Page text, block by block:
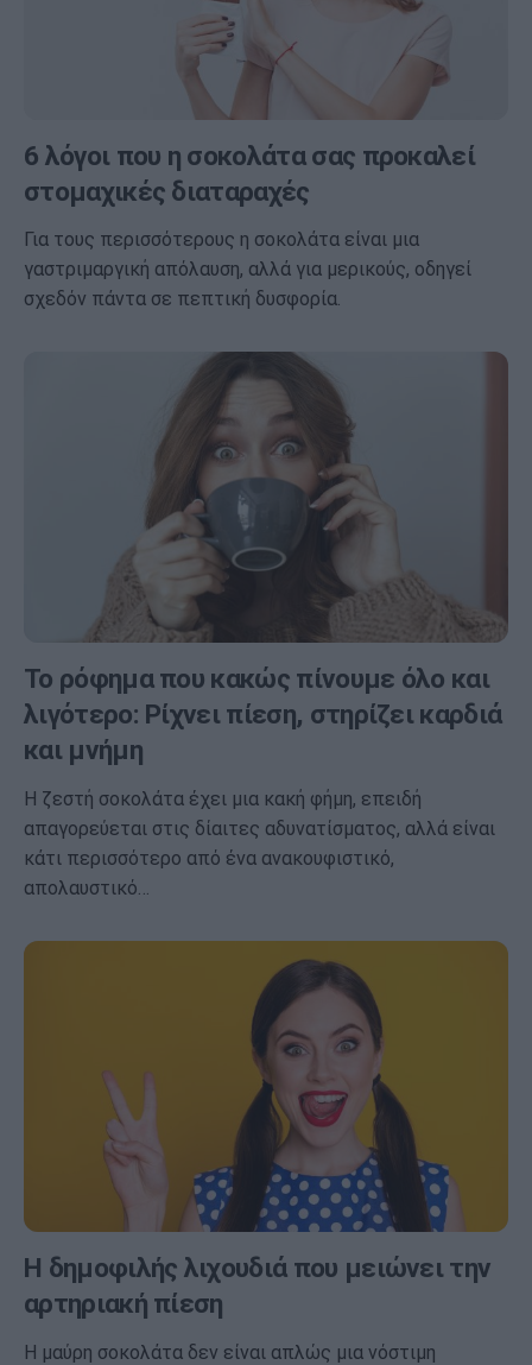
6 λόγοι που η σοκολάτα σας προκαλεί
στομαχικές διαταραχές
Για τους περισσότερους η σοκολάτα είναι μια
γαστριμαργική απόλαυση, αλλά για μερικούς, οδηγεί
σχεδόν πάντα σε πεπτική δυσφορία.
Το ρόφημα που κακώς πίνουμε όλο και
λιγότερο: Ρίχνει πίεση, στηρίζει καρδιά
και μνήμη
Η ζεστή σοκολάτα έχει μια κακή φήμη, επειδή
απαγορεύεται στις δίαιτες αδυνατίσματος, αλλά είναι
κάτι περισσότερο από ένα ανακουφιστικό,
απολαυστικό…
Η δημοφιλής λιχουδιά που μειώνει την
αρτηριακή πίεση
Η μαύρη σοκολάτα δεν είναι απλώς μια νόστιμη